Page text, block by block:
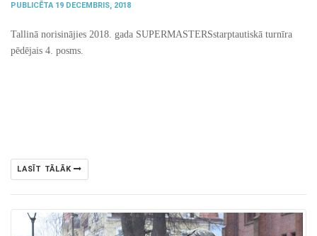
PUBLICĒTA 19 DECEMBRIS, 2018
Tallinā norisinājies 2018. gada SUPERMASTERSstarptautiskā turnīra
pēdējais 4. posms.
LASĪT TĀLĀK